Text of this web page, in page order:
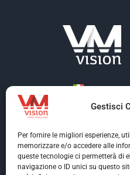
Gestisci
Per fornire le migliori esperienze,
memorizzare e/o accedere alle
queste tecnologie ci permetterà di
navigazione o ID unici su questo